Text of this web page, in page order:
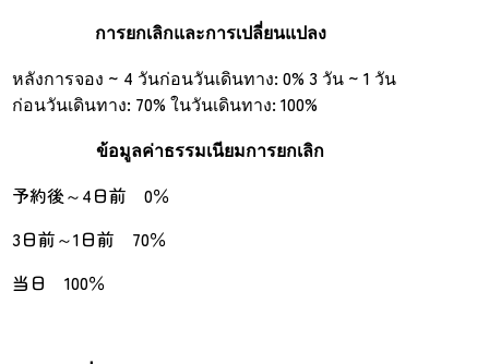
การยกเลิกและการเปลี่ยนแปลง
หลังการจอง ~ 4 วันก่อนวันเดินทาง: 0% 3 วัน ~ 1 วัน
ก่อนวันเดินทาง: 70% ในวันเดินทาง: 100%
ข้อมูลค่าธรรมเนียมการยกเลิก
予約後～4日前 0％
3日前～1日前 70％
当日 100％